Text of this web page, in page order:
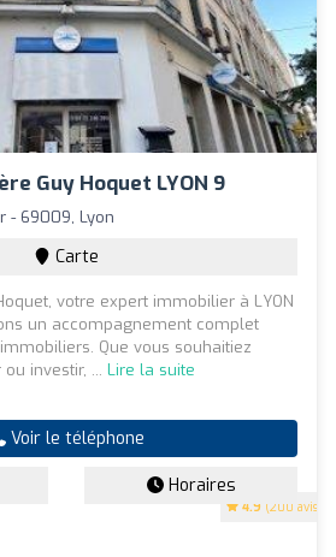
Guy Hoquet LYON 9
4.9 (200 avis)
- 69009, Lyon
Carte
votre expert immobilier à LYON
un accompagnement complet
Que vous souhaitiez
investir, ... Lire la suite
Voir le téléphone
Horaires